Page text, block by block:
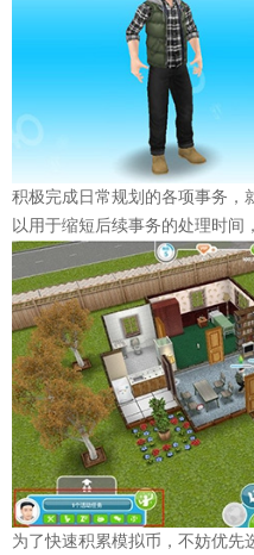
积极完成日常规划的各项事务，
以用于缩短后续事务的处理时间
为了快速积累模拟币，不妨优先